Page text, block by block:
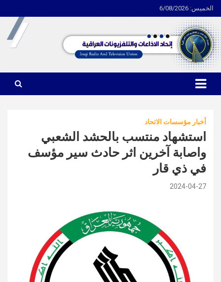
الخميس: 6/08/2026
Skip
to
content
اتحاد الاذاعات والتلفزيونات العراقية
أخبار مؤسسات الاتحاد
استشهاد منتسب بالحشد الشعبي
واصابة آخرين اثر حادث سير مؤسف
في ذي قار
2024-04-27